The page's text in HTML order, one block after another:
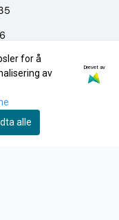
for å
av
Drevet av
alle